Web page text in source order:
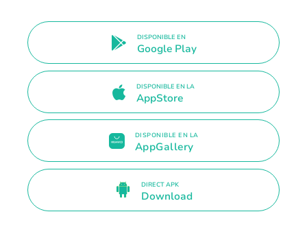
DISPONIBLE EN
Google Play
DISPONIBLE EN LA
AppStore
DISPONIBLE EN LA
AppGallery
DIRECT APK
Download